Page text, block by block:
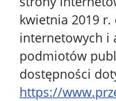
kwietnia 2019
internetowych i
podmiotów
dostępności
https://